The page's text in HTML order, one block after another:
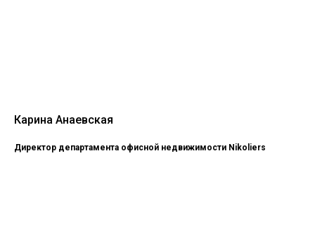
Карина Анаевская
Директор департамента офисной недвижимости Nikoliers